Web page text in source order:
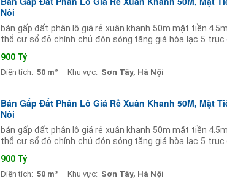
Nội
bán gấp đất phân lô giá rẻ xuân khanh 50m mặt tiền
thổ cư sổ đỏ chính chủ đón sóng tăng giá hòa lạc 5
900 Tỷ
Diện tích: 50 m² Khu vực: Sơn Tây, Hà Nội
Bán Gấp Đất Phân Lô Giá Rẻ Xuân Khanh 50M, Mặt
Nội
bán gấp đất phân lô giá rẻ xuân khanh 50m mặt tiền
thổ cư sổ đỏ chính chủ đón sóng tăng giá hòa lạc 5
900 Tỷ
Diện tích: 50 m² Khu vực: Sơn Tây, Hà Nội